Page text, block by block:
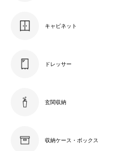
キャビネット
ドレッサー
玄関収納
収納ケース・ボックス